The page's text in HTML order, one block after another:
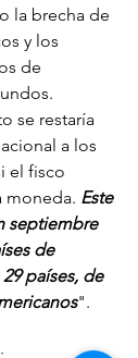
la brecha de
y los
de
se restaría
a los
el fisco
moneda. Este
septiembre
de
países, de
".